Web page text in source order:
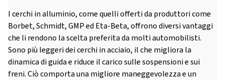
I cerchi in alluminio, come quelli offerti da produttori come
Borbet, Schmidt, GMP ed Eta-Beta, offrono diversi vantaggi
che li rendono la scelta preferita da molti automobilisti.
Sono più leggeri dei cerchi in acciaio, il che migliora la
dinamica di guida e riduce il carico sulle sospensioni e sui
freni. Ciò comporta una migliore maneggevolezza e un